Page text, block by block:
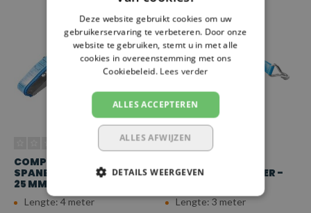
COMPLETE RVS
SPANBAND - 4 METER -
25 MM - 500 KG
Lengte: 4 meter
SPANBAND - 3 METER -
Lengte: 3 meter
Deze website gebruikt cookies om uw
gebruikerservaring te verbeteren. Door onze
website te gebruiken, stemt u in met alle
cookies in overeenstemming met ons
Cookiebeleid. Lees verder
ALLES ACCEPTEREN
ALLES AFWIJZEN
DETAILS WEERGEVEN